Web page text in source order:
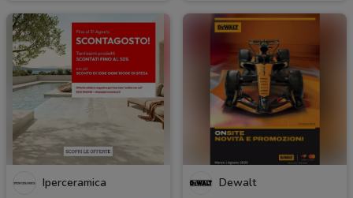
Iperceramica Dewalt